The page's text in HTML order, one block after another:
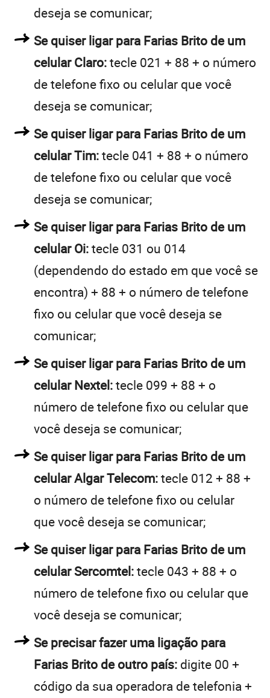
deseja se comunicar;
Se quiser ligar para Farias Brito de um
celular Claro:tecle 021 + 88 + o número
de telefone fixo ou celular que você
deseja se comunicar;
Se quiser ligar para Farias Brito de um
celular Tim:tecle 041 + 88 + o número
de telefone fixo ou celular que você
deseja se comunicar;
Se quiser ligar para Farias Brito de um
celular Oi:tecle 031 ou 014
(dependendo do estado em que você se
encontra) + 88 + o número de telefone
fixo ou celular que você deseja se
comunicar;
Se quiser ligar para Farias Brito de um
celular Nextel:tecle 099 + 88 + o
número de telefone fixo ou celular que
você deseja se comunicar;
Se quiser ligar para Farias Brito de um
celular Algar Telecom:tecle 012 + 88 +
o número de telefone fixo ou celular
que você deseja se comunicar;
Se quiser ligar para Farias Brito de um
celular Sercomtel:tecle 043 + 88 + o
número de telefone fixo ou celular que
você deseja se comunicar;
Se precisar fazer uma ligação para
Farias Brito de outro país: digite 00 +
código da sua operadora de telefonia +